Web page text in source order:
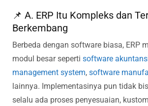
📌 A. ERP Itu Kompleks dan
Berkembang
Berbeda dengan software biasa, ERP
modul besar seperti software
management system, software
lainnya. Implementasinya pun tidak
selalu ada proses penyesuaian,